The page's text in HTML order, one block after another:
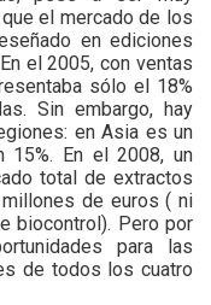
el mercado de los
en ediciones
el 2005, con ventas
sólo el 18%
Sin embargo, hay
en Asia es un
15%. En el 2008, un
total de extractos
de euros ( ni
biocontrol). Pero por
para las
de todos los cuatro